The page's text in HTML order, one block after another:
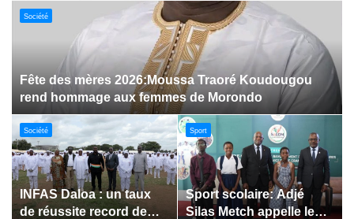
Sport
Jeux paralympiques de 2028 :
Société
Bodokro : 30 élèves
célébrés à la Journée de
Société
Insertion des jeunes: La
Côte d’Ivoire renforce le